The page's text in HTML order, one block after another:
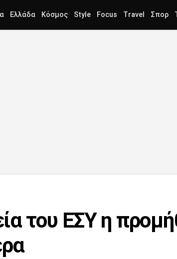
Ελλάδα Κόσμος Style Focus Travel Σπορ
του ΕΣΥ η